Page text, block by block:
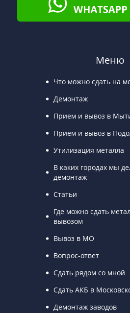
Меню
Что можно сдать на
Демонтаж
Прием и вывоз в
Прием и вывоз в
Утилизация металла
В каких городах мы
демонтаж
Статьи
Где можно сдать
вывозом
Вывоз в МО
Вопрос-ответ
Сдать рядом со мной
Сдать АКБ в
Демонтаж заводов